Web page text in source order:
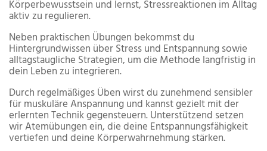
Körperbewusstsein und lernst, Stressreaktionen im Alltag
aktiv zu regulieren.
Neben praktischen Übungen bekommst du
Hintergrundwissen über Stress und Entspannung sowie
alltagstaugliche Strategien, um die Methode langfristig in
dein Leben zu integrieren.
Durch regelmäßiges Üben wirst du zunehmend sensibler
für muskuläre Anspannung und kannst gezielt mit der
erlernten Technik gegensteuern. Unterstützend setzen
wir Atemübungen ein, die deine Entspannungsfähigkeit
vertiefen und deine Körperwahrnehmung stärken.